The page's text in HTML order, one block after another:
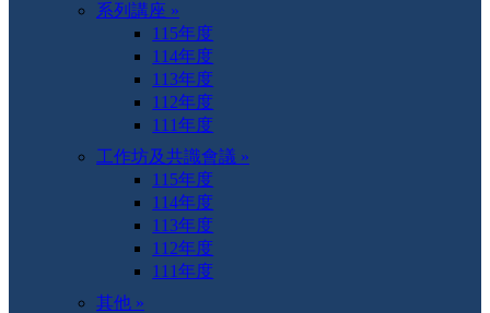
系列講座 »
115年度
114年度
113年度
112年度
111年度
工作坊及共識會議 »
115年度
114年度
113年度
112年度
111年度
其他 »